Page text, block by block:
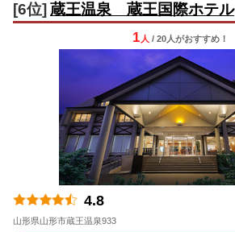
[6位] 蔵王温泉 蔵王国際ホテル
1 人 / 20人がおすすめ！
4.8
山形県山形市蔵王温泉933